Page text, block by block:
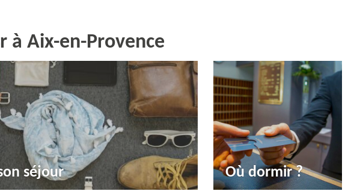
à Aix-en-Provence
séjour Où dormir ?